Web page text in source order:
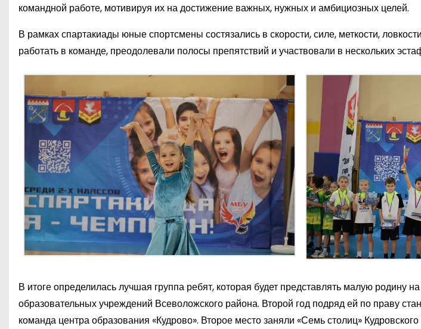
командной работе, мотивируя их на достижение важных, нужных и амбициозных целей.
В рамках спартакиады юные спортсмены состязались в скорости, силе, меткости,
работать в команде, преодолевали полосы препятствий и участвовали в нескольких
В итоге определилась лучшая группа ребят, которая будет представлять малую родину
образовательных учреждений Всеволожского района. Второй год подряд ей по праву
команда центра образования «Кудрово». Второе место заняли «Семь столиц»